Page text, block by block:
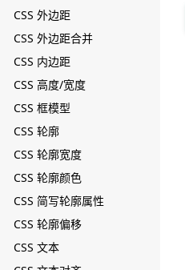
CSS 外边距
CSS 外边距合并
CSS 内边距
CSS 高度/宽度
CSS 框模型
CSS 轮廓
CSS 轮廓宽度
CSS 轮廓颜色
CSS 简写轮廓属性
CSS 轮廓偏移
CSS 文本